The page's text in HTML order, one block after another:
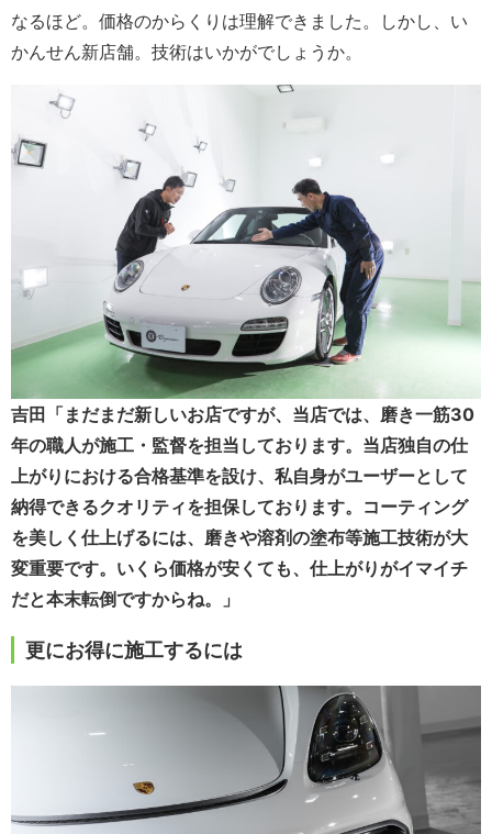
なるほど。価格のからくりは理解できました。しかし、い
かんせん新店舗。技術はいかがでしょうか。
吉田「まだまだ新しいお店ですが、当店では、磨き一筋30
年の職人が施工・監督を担当しております。当店独自の仕
上がりにおける合格基準を設け、私自身がユーザーとして
納得できるクオリティを担保しております。コーティング
を美しく仕上げるには、磨きや溶剤の塗布等施工技術が大
変重要です。いくら価格が安くても、仕上がりがイマイチ
だと本末転倒ですからね。」
更にお得に施工するには